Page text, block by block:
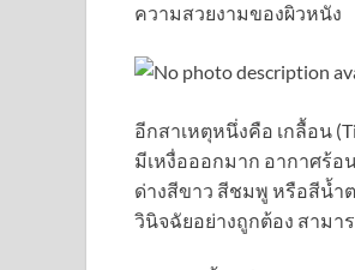
ความสวยงามของผิวหนัง
อีกสาเหตุหนึ่งคือ เกลื้อน
มีเหงื่อออกมาก อากาศร้อ
ด่างสีขาว สีชมพู หรือสีน้ำ
วินิจฉัยอย่างถูกต้อง สาม